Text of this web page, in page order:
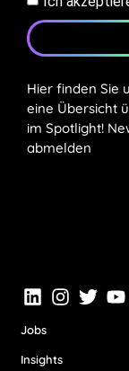
Hier finden Sie
eine Übersicht
im Spotlight!
abmelden
Jobs
Insights